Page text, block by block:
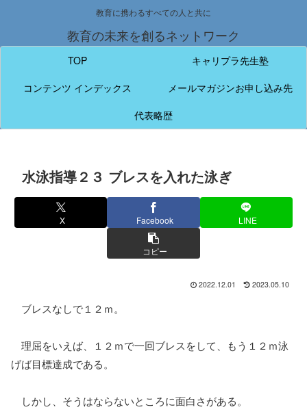
教育に携わるすべての人と共に
教育の未来を創るネットワーク
TOP
キャリプラ先生塾
コンテンツ インデックス
メールマガジンお申し込み先
代表略歴
水泳指導２３ ブレスを入れた泳ぎ
X Facebook LINE
コピー
2022.12.01 2023.05.10
ブレスなしで１２ｍ。
理屈をいえば、１２ｍで一回ブレスをして、もう１２ｍ泳
げば目標達成である。
しかし、そうはならないところに面白さがある。